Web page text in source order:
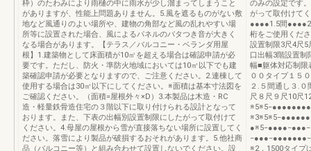
枠）のたわみにより雨樋の中に雨水が少し溜まってしまうこと
がありますが、性能上問題ありません。5.風を遮るものがない敷
地など風通りのよい場所や、建物の角部など風の乱れやすい場
所等に設置された場合、風によるパネルのバタつき音が大きく
なる場合があります。【テラス／バルコニー・ベランダ用屋
根】1.建築物として床面積が10㎡を超える場合は確認申請が必
要です。ただし、防火・準防火地域においては10㎡以下でも建
築確認申請が必要となりますので、ご注意ください。2.連棟して
使用する場合は30㎡以下にしてください。※面積は基本寸法図を
ご確認ください。（面積=屋根外々×D）3.本製品は木造・RC
造・軽量鉄骨造住宅の３階以下に取り付けられる設計となって
おります。また、下表の出幅別設置制限にしたがって取付けて
ください。4.母屋の屋根から雪が直接落ちない場所に設置してく
ださい。落雪により製品が破損するおそれがあります。5.他社商
品（バルコニー等）と組み合わせて設置しないでください。設
のみの設定です
がって取付けて
●●●●1.5間
桁をご使用くだ
設置制限3尺4尺
口出幅3階設置
幅■躯体対応制限
００タイプ１５
２.５間通し３.
尺８尺９尺10尺
※2．1500タイプ